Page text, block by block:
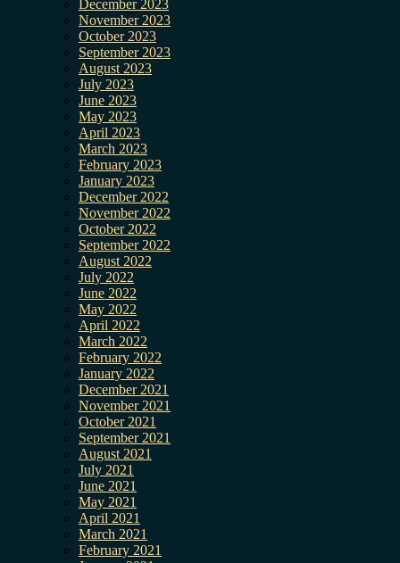
December 2023
November 2023
October 2023
September 2023
August 2023
July 2023
June 2023
May 2023
April 2023
March 2023
February 2023
January 2023
December 2022
November 2022
October 2022
September 2022
August 2022
July 2022
June 2022
May 2022
April 2022
March 2022
February 2022
January 2022
December 2021
November 2021
October 2021
September 2021
August 2021
July 2021
June 2021
May 2021
April 2021
March 2021
February 2021